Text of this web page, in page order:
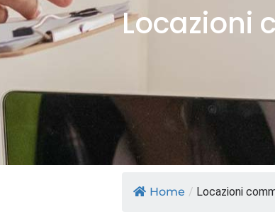
Locazioni
Home / Locazioni